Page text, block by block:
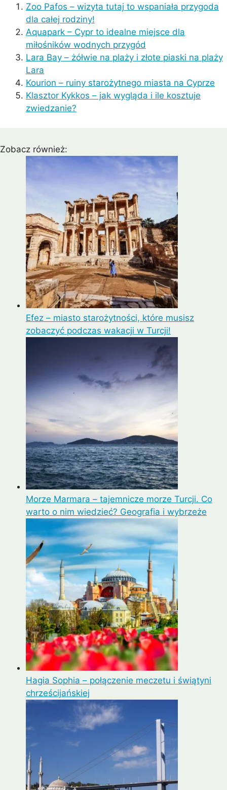
Zoo Pafos – wizyta tutaj to wspaniała przygoda
dla całej rodziny!
Aquapark – Cypr to idealne miejsce dla
miłośników wodnych przygód
Lara Bay – żółwie na plaży i złote piaski na plaży
Lara
Kourion – ruiny starożytnego miasta na Cyprze
Klasztor Kykkos – jak wygląda i ile kosztuje
zwiedzanie?
Zobacz również:
Efez – miasto starożytności, które musisz
zobaczyć podczas wakacji w Turcji!
Morze Marmara – tajemnicze morze Turcji. Co
warto o nim wiedzieć? Geografia i wybrzeże
Hagia Sophia – połączenie meczetu i świątyni
chrześcijańskiej